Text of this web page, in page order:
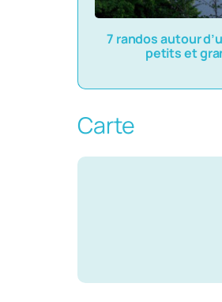
7 randos autour
petits et
Carte